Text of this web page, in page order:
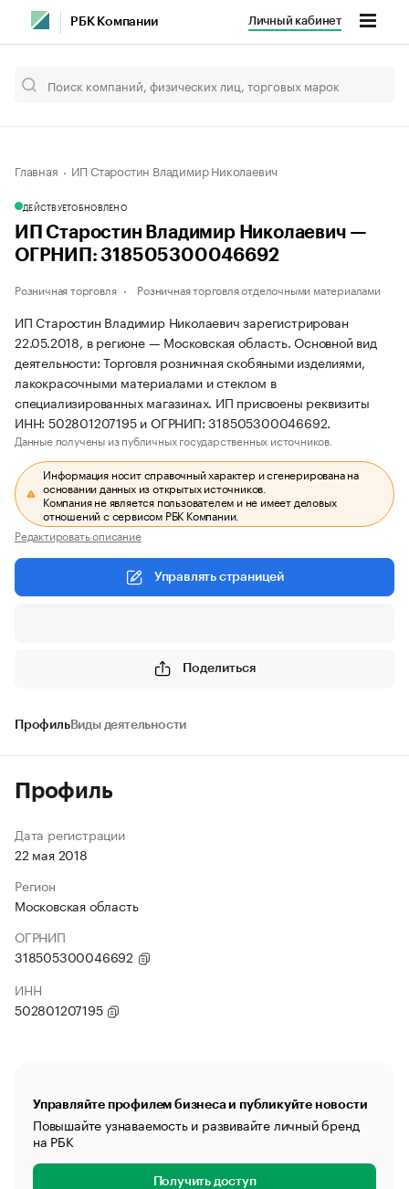
РБК Компании Личный кабинет
Главная ИП Старостин Владимир Николаевич
ДЕЙСТВУЕТОБНОВЛЕНО
ИП Старостин Владимир Николаевич —
ОГРНИП: 318505300046692
Розничная торговля Розничная торговля отделочными материалами
ИП Старостин Владимир Николаевич зарегистрирован
22.05.2018, в регионе — Московская область. Основной вид
деятельности: Торговля розничная скобяными изделиями,
лакокрасочными материалами и стеклом в
специализированных магазинах. ИП присвоены реквизиты
ИНН: 502801207195 и ОГРНИП: 318505300046692.
Данные получены из публичных государственных источников.
Информация носит справочный характер и сгенерирована на
основании данных из открытых источников.
Компания не является пользователем и не имеет деловых
отношений с сервисом РБК Компании.
Редактировать описание
Управлять страницей
Поделиться
ПрофильВиды деятельности
Профиль
Дата регистрации
22 мая 2018
Регион
Московская область
ОГРНИП
318505300046692
ИНН
502801207195
Управляйте профилем бизнеса и публикуйте новости
Повышайте узнаваемость и развивайте личный бренд
на РБК
Получить доступ